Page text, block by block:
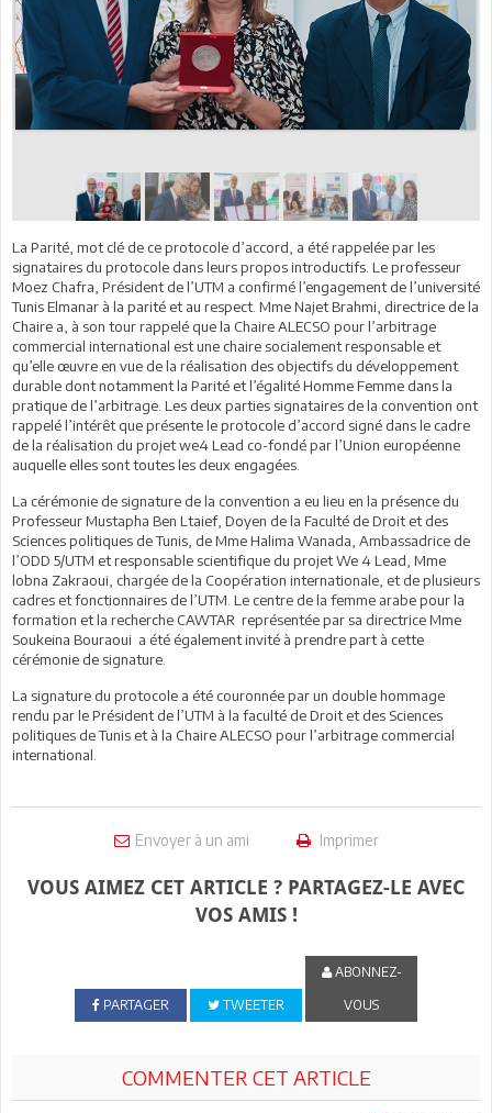
La Parité, mot clé de ce protocole d’accord, a été rappelée par les
signataires du protocole dans leurs propos introductifs. Le professeur
Moez Chafra, Président de l’UTM a confirmé l’engagement de l’université
Tunis Elmanar à la parité et au respect. Mme Najet Brahmi, directrice de la
Chaire a, à son tour rappelé que la Chaire ALECSO pour l’arbitrage
commercial international est une chaire socialement responsable et
qu’elle œuvre en vue de la réalisation des objectifs du développement
durable dont notamment la Parité et l’égalité Homme Femme dans la
pratique de l’arbitrage. Les deux parties signataires de la convention ont
rappelé l’intérêt que présente le protocole d’accord signé dans le cadre
de la réalisation du projet we4 Lead co-fondé par l’Union européenne
auquelle elles sont toutes les deux engagées.
La cérémonie de signature de la convention a eu lieu en la présence du
Professeur Mustapha Ben Ltaief, Doyen de la Faculté de Droit et des
Sciences politiques de Tunis, de Mme Halima Wanada, Ambassadrice de
l’ODD 5/UTM et responsable scientifique du projet We 4 Lead, Mme
lobna Zakraoui, chargée de la Coopération internationale, et de plusieurs
cadres et fonctionnaires de l’UTM. Le centre de la femme arabe pour la
formation et la recherche CAWTAR représentée par sa directrice Mme
Soukeina Bouraoui a été également invité à prendre part à cette
cérémonie de signature.
La signature du protocole a été couronnée par un double hommage
rendu par le Président de l’UTM à la faculté de Droit et des Sciences
politiques de Tunis et à la Chaire ALECSO pour l’arbitrage commercial
international.
Envoyer à un ami Imprimer
VOUS AIMEZ CET ARTICLE ? PARTAGEZ-LE AVEC
VOS AMIS !
PARTAGER TWEETER
ABONNEZ-
VOUS
COMMENTER CET ARTICLE